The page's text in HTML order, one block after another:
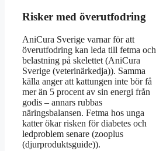
Risker med överutfodring
AniCura Sverige varnar för att
överutfodring kan leda till fetma och
belastning på skelettet (AniCura
Sverige (veterinärkedja)). Samma
källa anger att kattungen inte bör få
mer än 5 procent av sin energi från
godis – annars rubbas
näringsbalansen. Fetma hos unga
katter ökar risken för diabetes och
ledproblem senare (zooplus
(djurproduktsguide)).